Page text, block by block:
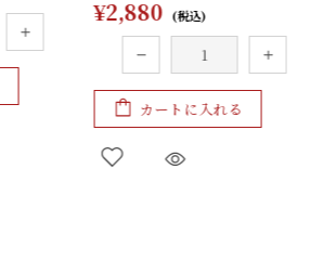
¥2,880
カートに入れる